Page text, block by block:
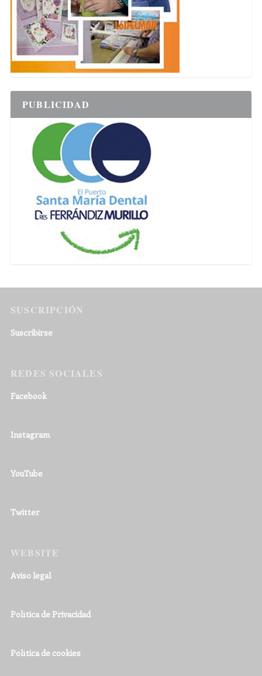
PUBLICIDAD
SUSCRIPCIÓN
Suscribirse
REDES SOCIALES
Facebook
Instagram
YouTube
Twitter
WEBSITE
Aviso legal
Política de Privacidad
Política de cookies